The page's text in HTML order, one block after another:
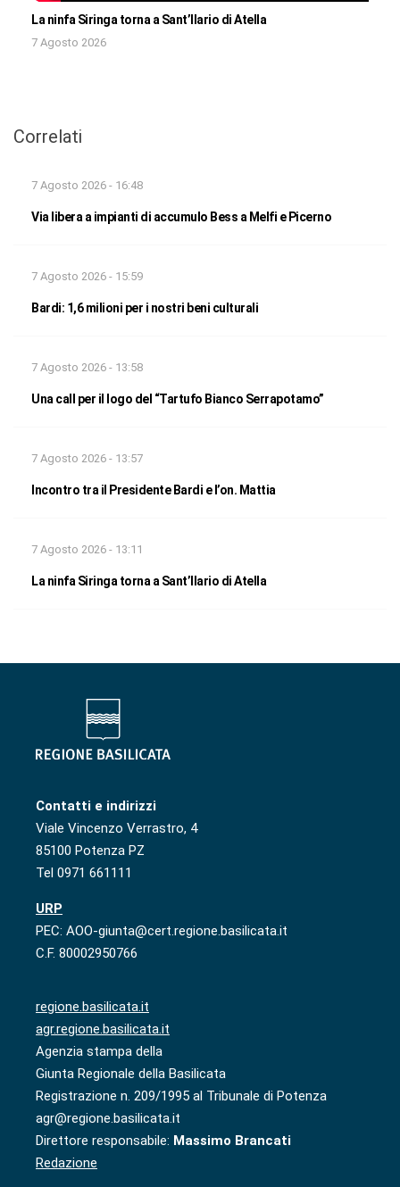
La ninfa Siringa torna a Sant’Ilario di Atella
7 Agosto 2026
Correlati
7 Agosto 2026 - 16:48
Via libera a impianti di accumulo Bess a Melfi e Picerno
7 Agosto 2026 - 15:59
Bardi: 1,6 milioni per i nostri beni culturali
7 Agosto 2026 - 13:58
Una call per il logo del “Tartufo Bianco Serrapotamo”
7 Agosto 2026 - 13:57
Incontro tra il Presidente Bardi e l’on. Mattia
7 Agosto 2026 - 13:11
La ninfa Siringa torna a Sant’Ilario di Atella
Contatti e indirizzi
Viale Vincenzo Verrastro, 4
85100 Potenza PZ
Tel 0971 661111
URP
PEC: AOO-giunta@cert.regione.basilicata.it
C.F. 80002950766
regione.basilicata.it
agr.regione.basilicata.it
Agenzia stampa della
Giunta Regionale della Basilicata
Registrazione n. 209/1995 al Tribunale di Potenza
agr@regione.basilicata.it
Direttore responsabile: Massimo Brancati
Redazione